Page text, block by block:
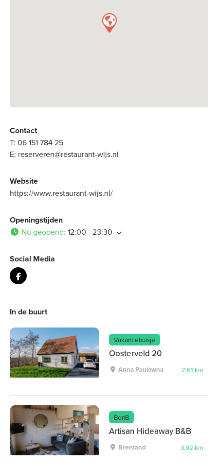
Contact
T: 06 151 784 25
E: reserveren@restaurant-wijs.nl
Website
https://www.restaurant-wijs.nl/
Openingstijden
Nu geopend: 12:00 - 23:30
Social Media
In de buurt
Vakantiehuisje
Oosterveld 20
Anna Paulowna 2.61 km
BenB
Artisan Hideaway B&B
Breezand 3.92 km